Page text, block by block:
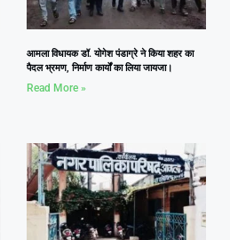
आमला विधायक डॉ. योगेश पंडाग्रे ने किया शहर का
पैदल भ्रमण, निर्माण कार्यों का लिया जायजा।
Read More »